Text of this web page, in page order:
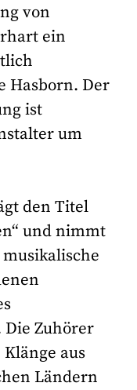
von
ein
Hasborn. Der
ist
um
den Titel
und nimmt
Die Zuhörer
aus
Ländern